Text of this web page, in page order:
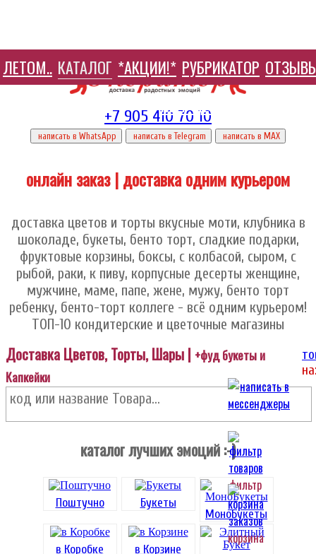
ЛЕТОМ.. КАТАЛОГ *АКЦИИ!* РУБРИКАТОР
HELP ЦЕНТР
+7 905 410 70 10
написать в WhatsApp написать в Telegram написать в МАХ
онлайн заказ | доставка одним курьером
доставка цветов и торты вкусные моти, клубника в
шоколаде, букеты, бенто торт, сладкие подарки,
фруктовые корзины, боксы, с колбасой, сыром, с
рыбой, раки, к пиву, корпусные десерты женщине,
мужчине, маме, папе, жене, мужу, бенто торт
ребенку, бенто-торт коллеге - всё одним курьером!
ТОП-10 кондитерские и цветочные магазины
фильтр
корзина
Доставка Цветов, Торты, Шары | +фуд букеты и
Капкейки
каталог лучших эмоций :-)
Поштучно Букеты
МоноБукеты
в Коробке
в Корзине